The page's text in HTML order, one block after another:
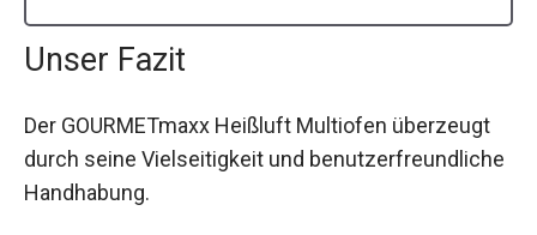
Unser Fazit
Der GOURMETmaxx Heißluft Multiofen überzeugt
durch seine Vielseitigkeit und benutzerfreundliche
Handhabung.